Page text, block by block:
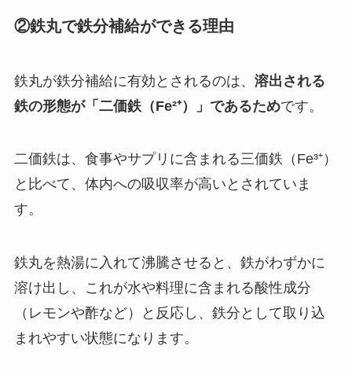
②鉄丸で鉄分補給ができる理由
鉄丸が鉄分補給に有効とされるのは、 溶出される
鉄の形態が「二価鉄（Fe²⁺）」であるためです。
二価鉄は、食事やサプリに含まれる三価鉄（Fe³⁺）
と比べて、体内への吸収率が高いとされていま
す。
鉄丸を熱湯に入れて沸騰させると、鉄がわずかに
溶け出し、これが水や料理に含まれる酸性成分
（レモンや酢など）と反応し、鉄分として取り込
まれやすい状態になります。